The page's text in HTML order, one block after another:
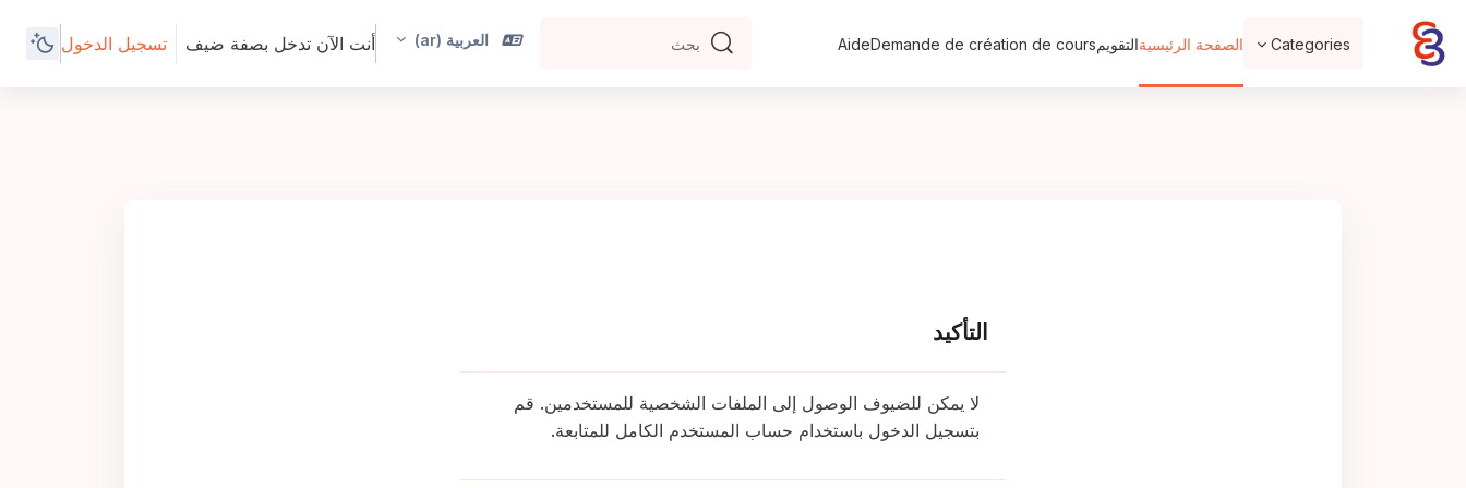
Categories الصفحة الرئيسيةالتقويمDemande de création de cours
Aide
بحث
بحث
العربية ‎(ar)‎ أنت الآن تدخل بصفة ضيف تسجيل الدخول
التأكيد
لا يمكن للضيوف الوصول إلى الملفات الشخصية للمستخدمين. قم
بتسجيل الدخول باستخدام حساب المستخدم الكامل للمتابعة.